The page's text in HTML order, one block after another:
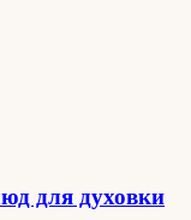
для духовки